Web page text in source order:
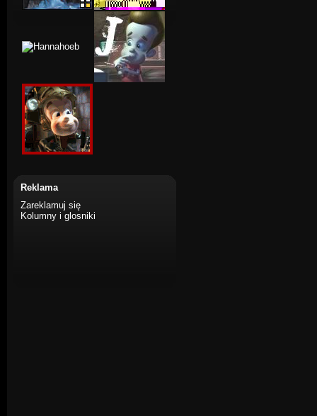
Reklama
Zareklamuj się
Kolumny i glosniki